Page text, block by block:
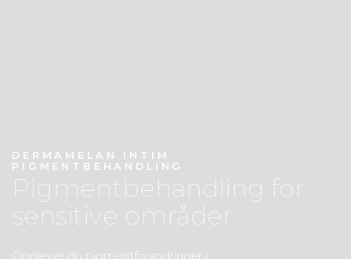
DERMAMELAN INTIM
PIGMENTBEHANDLING
Pigmentbehandling for
sensitive områder
Opplever du pigmentforandringer i